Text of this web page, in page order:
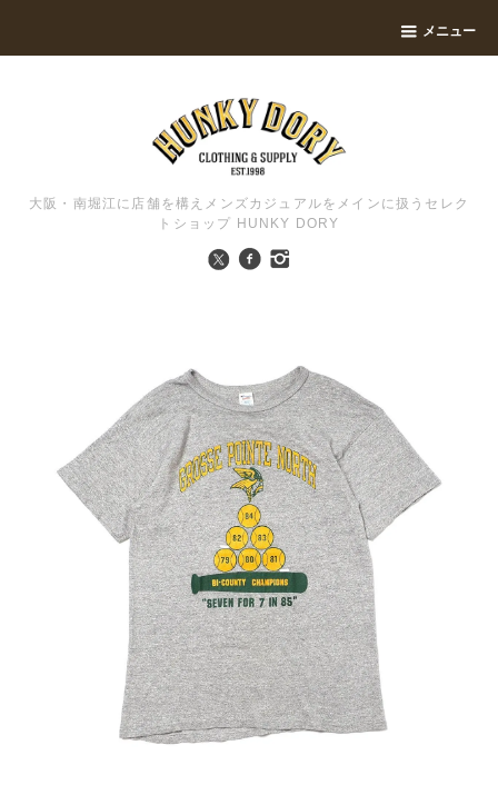
メニュー
大阪・南堀江に店舗を構えメンズカジュアルをメインに扱うセレク
トショップ HUNKY DORY